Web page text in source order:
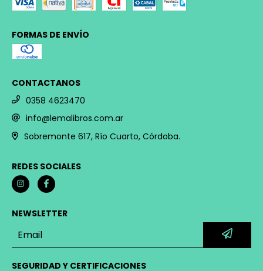
FORMAS DE ENVÍO
CONTACTANOS
0358 4623470
info@lemalibros.com.ar
Sobremonte 617, Río Cuarto, Córdoba.
REDES SOCIALES
NEWSLETTER
SEGURIDAD Y CERTIFICACIONES